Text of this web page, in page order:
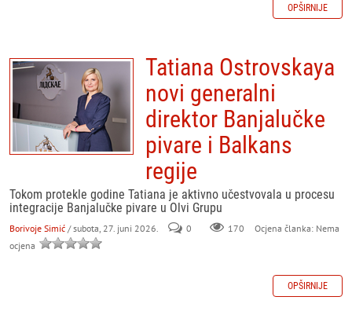
OPŠIRNIJE
Tatiana Ostrovskaya
novi generalni
direktor Banjalučke
pivare i Balkans
regije
Tokom protekle godine Tatiana je aktivno učestvovala u procesu
integracije Banjalučke pivare u Olvi Grupu
Borivoje Simić / subota, 27. juni 2026. 0 170
Ocjena članka: Nema
ocjena
OPŠIRNIJE